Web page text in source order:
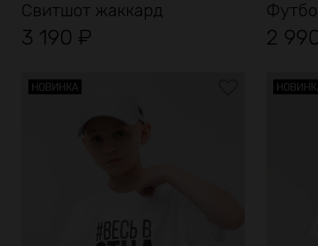
Свитшот жаккард
3 190 ₽ 2